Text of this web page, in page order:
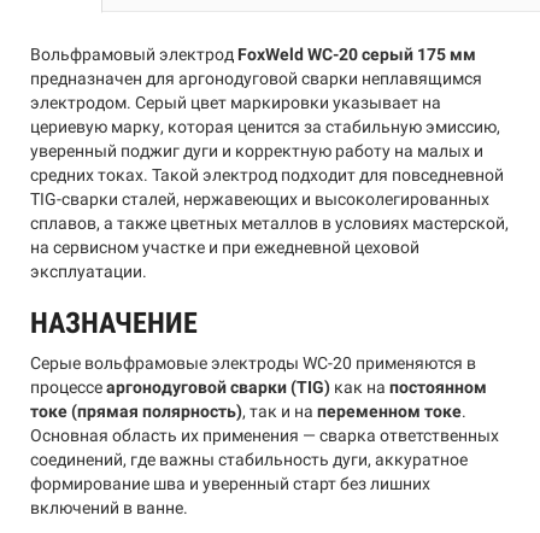
Вольфрамовый электрод FoxWeld WC-20 серый 175 мм
предназначен для аргонодуговой сварки неплавящимся
электродом. Серый цвет маркировки указывает на
цериевую марку, которая ценится за стабильную эмиссию,
уверенный поджиг дуги и корректную работу на малых и
средних токах. Такой электрод подходит для повседневной
TIG-сварки сталей, нержавеющих и высоколегированных
сплавов, а также цветных металлов в условиях мастерской,
на сервисном участке и при ежедневной цеховой
эксплуатации.
НАЗНАЧЕНИЕ
Серые вольфрамовые электроды WC-20 применяются в
процессеаргонодуговой сварки (TIG) как на постоянном
токе (прямая полярность), так и на переменном токе.
Основная область их применения — сварка ответственных
соединений, где важны стабильность дуги, аккуратное
формирование шва и уверенный старт без лишних
включений в ванне.